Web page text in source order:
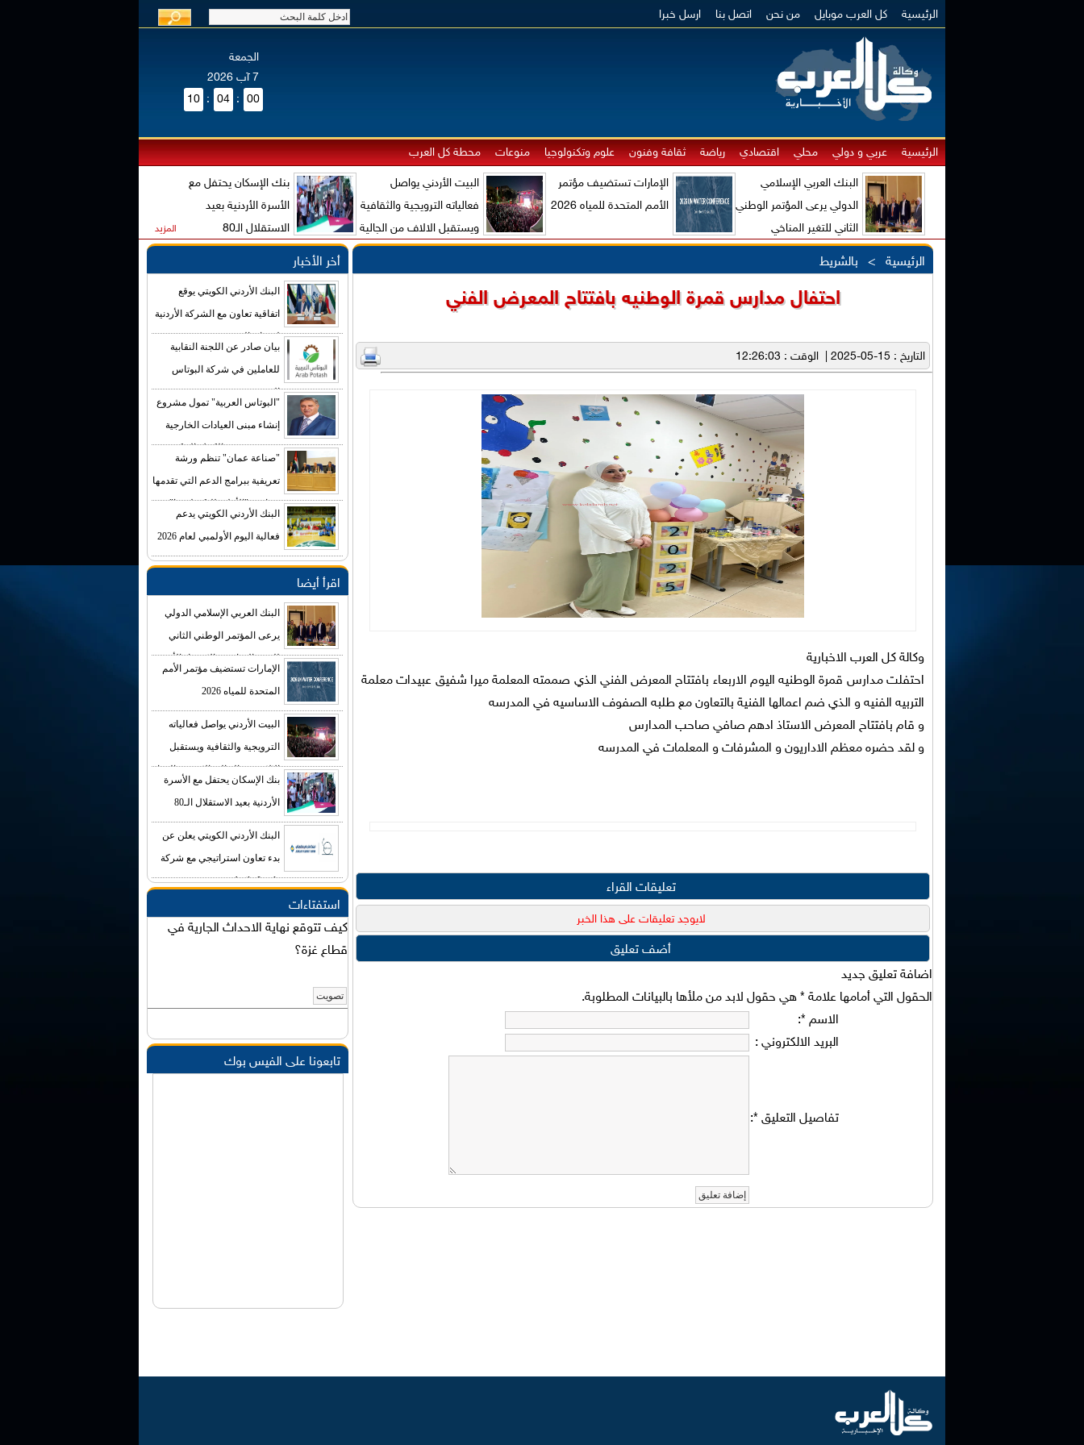
الرئيسية كل العرب موبايل من نحن اتصل بنا ارسل خبرا
الجمعة
7 آب 2026
10 : 04 : 00
الرئيسية عربي و دولي محلي اقتصادي رياضة ثقافة وفنون علوم وتكنولوجيا منوعات محطة كل العرب
البنك العربي الإسلامي
الدولي يرعى المؤتمر الوطني
الثاني للتغير المناخي
الإمارات تستضيف مؤتمر
الأمم المتحدة للمياه 2026
البيت الأردني يواصل
فعالياته الترويجية والثقافية
ويستقبل الالاف من الجالية
بنك الإسكان يحتفل مع
الأسرة الأردنية بعيد
الاستقلال الـ80
المزيد
الرئيسية > بالشريط
احتفال مدارس قمرة الوطنيه بافتتاح المعرض الفني
التاريخ : 15-05-2025 | الوقت : 12:26:03
وكالة كل العرب الاخبارية
احتفلت مدارس قمرة الوطنيه اليوم الاربعاء بافتتاح المعرض الفني الذي صممته المعلمة ميرا شفيق عبيدات معلمة
التربيه الفنيه و الذي ضم اعمالها الفنية بالتعاون مع طلبه الصفوف الاساسيه في المدرسه
و قام بافتتاح المعرض الاستاذ ادهم صافي صاحب المدارس
و لقد حضره معظم الاداريون و المشرفات و المعلمات في المدرسه
تعليقات القراء
لايوجد تعليقات على هذا الخبر
أضف تعليق
اضافة تعليق جديد
الحقول التي أمامها علامة * هي حقول لابد من ملأها بالبيانات المطلوبة.
الاسم*
:
البريد الالكتروني:
تفاصيل التعليق*
:
أخر الأخبار
البنك الأردني الكويتي يوقع
اتفاقية تعاون مع الشركة الأردنية
لضمان القروض
بيان صادر عن اللجنة النقابية
للعاملين في شركة البوتاس
العربية
"البوتاس العربية" تمول مشروع
إنشاء مبنى العيادات الخارجية
في مستشفى الكرك الحكومي
بكلفة تصل إلى (4) ملايين دينار
"صناعة عمان" تنظم ورشة
تعريفية ببرامج الدعم التي تقدمها
صناديق "الأعلى للتكنولوجيا"
البنك الأردني الكويتي يدعم
فعالية اليوم الأولمبي لعام 2026
اقرأ أيضا
البنك العربي الإسلامي الدولي
يرعى المؤتمر الوطني الثاني
للتغير المناخي والاقتصاد الأخضر
الإمارات تستضيف مؤتمر الأمم
المتحدة للمياه 2026
البيت الأردني يواصل فعالياته
الترويجية والثقافية ويستقبل
الالاف من الجالية الاردنية والزوار
الاجانب
بنك الإسكان يحتفل مع الأسرة
الأردنية بعيد الاستقلال الـ80
البنك الأردني الكويتي يعلن عن
بدء تعاون استراتيجي مع شركة
Agile-Leads
استفتاءات
كيف تتوقع نهاية الاحداث الجارية في
قطاع غزة؟
تابعونا على الفيس بوك